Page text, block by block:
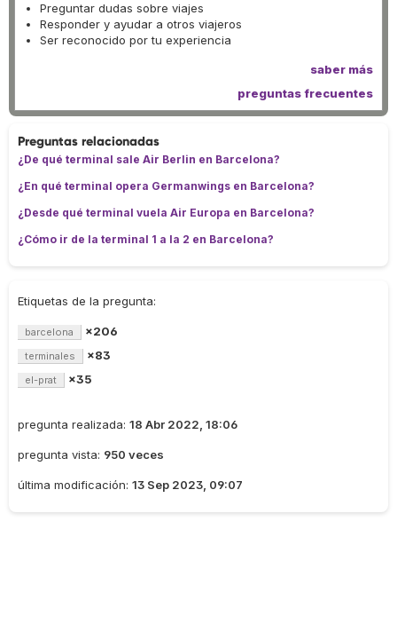
Preguntar dudas sobre viajes
Responder y ayudar a otros viajeros
Ser reconocido por tu experiencia
saber más
preguntas frecuentes
Preguntas relacionadas
¿De qué terminal sale Air Berlin en Barcelona?
¿En qué terminal opera Germanwings en Barcelona?
¿Desde qué terminal vuela Air Europa en Barcelona?
¿Cómo ir de la terminal 1 a la 2 en Barcelona?
Etiquetas de la pregunta:
barcelona ×206
terminales ×83
el-prat ×35
pregunta realizada: 18 Abr 2022, 18:06
pregunta vista: 950 veces
última modificación: 13 Sep 2023, 09:07